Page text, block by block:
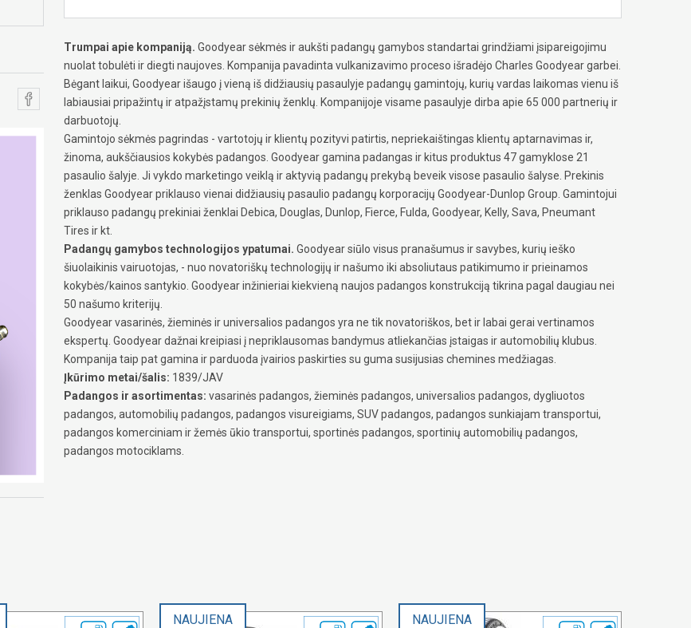
Trumpai apie kompaniją. Goodyear sėkmės ir aukšti padangų gamybos standartai grindžiami įsipareigojimu
nuolat tobulėti ir diegti naujoves. Kompanija pavadinta vulkanizavimo proceso išradėjo Charles Goodyear garbei.
Bėgant laikui, Goodyear išaugo į vieną iš didžiausių pasaulyje padangų gamintojų, kurių vardas laikomas vienu iš
labiausiai pripažintų ir atpažįstamų prekinių ženklų. Kompanijoje visame pasaulyje dirba apie 65 000 partnerių ir
darbuotojų.
Gamintojo sėkmės pagrindas - vartotojų ir klientų pozityvi patirtis, nepriekaištingas klientų aptarnavimas ir,
žinoma, aukščiausios kokybės padangos. Goodyear gamina padangas ir kitus produktus 47 gamyklose 21
pasaulio šalyje. Ji vykdo marketingo veiklą ir aktyvią padangų prekybą beveik visose pasaulio šalyse. Prekinis
ženklas Goodyear priklauso vienai didžiausių pasaulio padangų korporacijų Goodyear-Dunlop Group. Gamintojui
priklauso padangų prekiniai ženklai Debica, Douglas, Dunlop, Fierce, Fulda, Goodyear, Kelly, Sava, Pneumant
Tires ir kt.
Padangų gamybos technologijos ypatumai. Goodyear siūlo visus pranašumus ir savybes, kurių ieško
šiuolaikinis vairuotojas, - nuo novatoriškų technologijų ir našumo iki absoliutaus patikimumo ir prieinamos
kokybės/kainos santykio. Goodyear inžinieriai kiekvieną naujos padangos konstrukciją tikrina pagal daugiau nei
50 našumo kriterijų.
Goodyear vasarinės, žieminės ir universalios padangos yra ne tik novatoriškos, bet ir labai gerai vertinamos
ekspertų. Goodyear dažnai kreipiasi į nepriklausomas bandymus atliekančias įstaigas ir automobilių klubus.
Kompanija taip pat gamina ir parduoda įvairios paskirties su guma susijusias chemines medžiagas.
Įkūrimo metai/šalis: 1839/JAV
Padangos ir asortimentas: vasarinės padangos, žieminės padangos, universalios padangos, dygliuotos
padangos, automobilių padangos, padangos visureigiams, SUV padangos, padangos sunkiajam transportui,
padangos komerciniam ir žemės ūkio transportui, sportinės padangos, sportinių automobilių padangos,
padangos motociklams.
NAUJIENA NAUJIENA